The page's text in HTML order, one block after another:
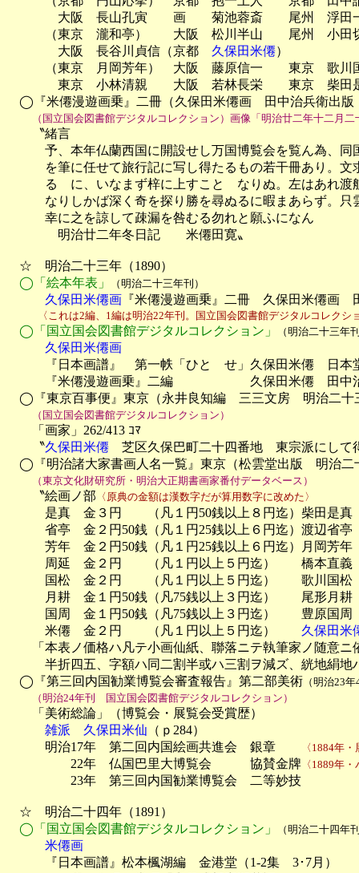
大阪　長山孔寅　　画　　菊池蓉斎　　尾州　浮田一
（東京　瀧和亭）　　大阪　松川半山　　尾州　小田
大阪　長谷川貞信（京都 久保田米僊）
（東京　月岡芳年）　大阪　藤原信一　　東京　歌川国
東京　小林清親　　大阪　若林長栄　　東京　柴田是
◯『米僊漫遊画乗』二冊（久保田米僊画　田中治兵衛出版
（国立国会図書館デジタルコレクション）画像「明治廿二年十二月
〝緒言
予、本年仏蘭西国に開設せし万国博覧会を覧ん為、同
を筆に任せて旅行記に写し得たるもの若干冊あり。文
るゝに、いなまず梓に上すことゝなりぬ。左はあれ渡
なりしかば深く奇を探り勝を尋ぬるに暇まあらず。只
幸に之を諒して疎漏を咎むる勿れと願ふになん
明治廿二年冬日記　　米僊田寛〟
☆　明治二十三年（1890）
◯「絵本年表」
（明治二十三年刊）
久保田米僊画 『米僊漫遊画乗』二冊　久保田米僊画
〈これは2編、1編は明治22年刊。国立国会図書館デジタルコレクシ
◯「国立国会図書館デジタルコレクション」 （明治二十三年
久保田米僊画
『日本画譜』　第一帙「ひとゝせ」久保田米僊　日本
『米僊漫遊画乗』二編　　　　　　久保田米僊　田中
◯『東京百事便』東京（永井良知編　三三文房　明治二十
（国立国会図書館デジタルコレクション）
「画家」262/413 ｺﾏ
〝久保田米僊 芝区久保巴町二十四番地　東宗派にして
◯『明治諸大家書画人名一覧』東京（松雲堂出版　明治二
（東京文化財研究所・明治大正期書画家番付データベース）
〝絵画ノ部 〈原典の金額は漢数字だが算用数字に改めた〉
是真　金３円　　（凡１円50銭以上８円迄）柴田是真
省亭　金２円50銭（凡１円25銭以上６円迄）渡辺省亭
芳年　金２円50銭（凡１円25銭以上６円迄）月岡芳年
周延　金２円　　（凡１円以上５円迄）　　橋本直義
国松　金２円　　（凡１円以上５円迄）　　歌川国松
月耕　金１円50銭（凡75銭以上３円迄）　　尾形月耕
国周　金１円50銭（凡75銭以上３円迄）　　豊原国周
米僊　金２円　　（凡１円以上５円迄） 久保田米
「本表ノ価格ハ凡テ小画仙紙、聯落ニテ執筆家ノ随意ニ
半折四五、字額ハ同二割半或ハ三割ヲ減ズ、絖地絹地
◯『第三回内国勧業博覧会審査報告』第二部美術 （明治23
（明治24年刊　国立国会図書館デジタルコレクション）
「美術総論」（博覧会・展覧会受賞歴）
雑派　久保田米仙 （ｐ284）
明治17年　第二回内国絵画共進会　銀章
〈1884年
22年　仏国巴里大博覧会　　　協賛金牌 〈1889年
23年　第三回内国勧業博覧会　二等妙技
☆　明治二十四年（1891）
◯「国立国会図書館デジタルコレクション」
（明治二十四年
米僊画
『日本画譜』松本楓湖編　金港堂（1-2集　3･7月）